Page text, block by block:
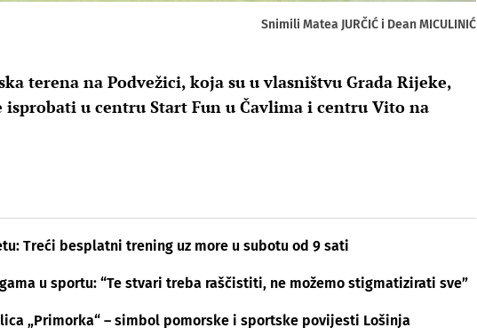
Snimili Matea JURČIĆ i Dean MICULINIĆ
terena na Podvežici, koja su u vlasništvu Grada Rijeke,
isprobati u centru Start Fun u Čavlima i centru Vito na
​T​reći besplatni trening uz more​ ​u subotu od 9 sati
u sportu: “Te stvari treba raščistiti, ne možemo stigmatizirati sve”
„Primorka“ – simbol pomorske i sportske povijesti Lošinja